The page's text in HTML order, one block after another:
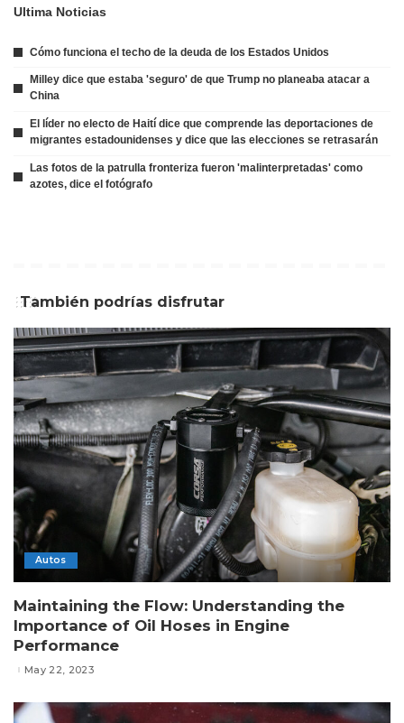
Ultima Noticias
Cómo funciona el techo de la deuda de los Estados Unidos
Milley dice que estaba 'seguro' de que Trump no planeaba atacar a
China
El líder no electo de Haití dice que comprende las deportaciones de
migrantes estadounidenses y dice que las elecciones se retrasarán
Las fotos de la patrulla fronteriza fueron 'malinterpretadas' como
azotes, dice el fotógrafo
También podrías disfrutar
Autos
Maintaining the Flow: Understanding the
Importance of Oil Hoses in Engine
Performance
May 22, 2023